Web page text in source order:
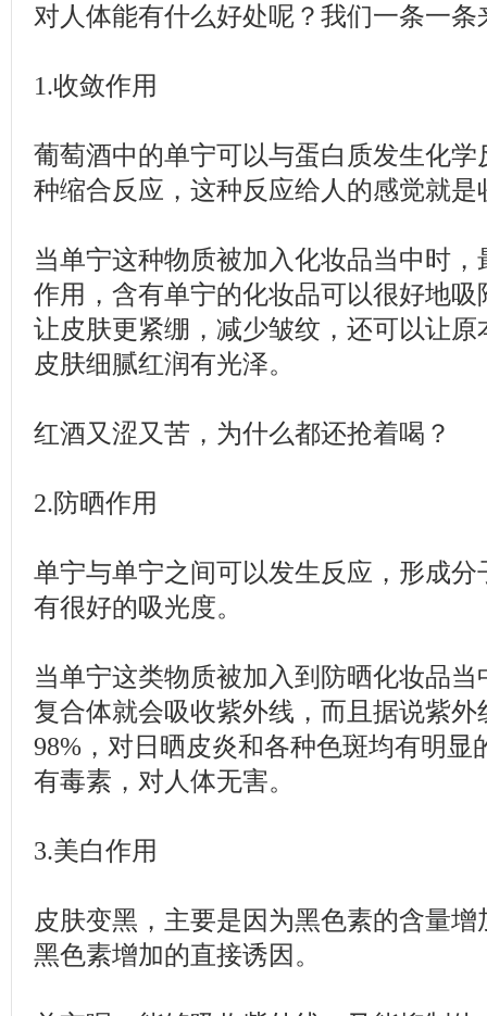
对人体能有什么好处呢？我们一条一条
1.收敛作用
葡萄酒中的单宁可以与蛋白质发生化
种缩合反应，这种反应给人的感觉就是
当单宁这种物质被加入化妆品当中时
作用，含有单宁的化妆品可以很好地
让皮肤更紧绷，减少皱纹，还可以让
皮肤细腻红润有光泽。
红酒又涩又苦，为什么都还抢着喝？
2.防晒作用
单宁与单宁之间可以发生反应，形成
有很好的吸光度。
当单宁这类物质被加入到防晒化妆品
复合体就会吸收紫外线，而且据说紫
98%，对日晒皮炎和各种色斑均有明显
有毒素，对人体无害。
3.美白作用
皮肤变黑，主要是因为黑色素的含量
黑色素增加的直接诱因。